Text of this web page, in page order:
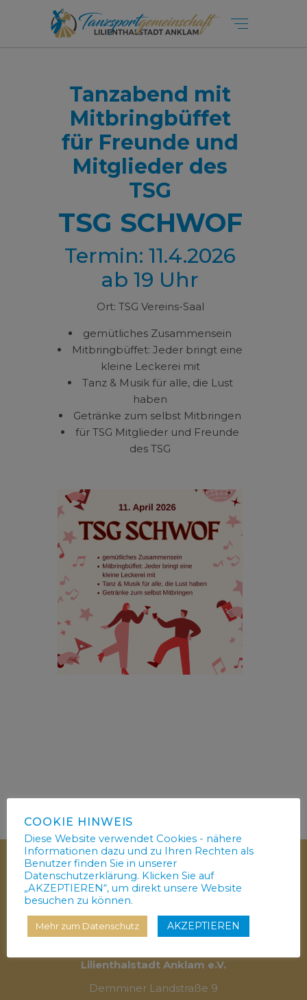
Tanzabend mit
Mitbringbüffet
für Freunde und
Mitglieder des
TSG
TSG SCHWOF
Termin: 11.4.2026
ab 19 Uhr
Ort: TSG Vereins-Saal
gemütliches Zusammensein
Mitbringbüffet: Jeder bringt eine
kleine Leckerei mit
Tanz & Musik für alle, die Lust
haben
Getränke zum selbst Mitbringen
für TSG Mitglieder und Freunde
des TSG
Lilienthalstadt Anklam e.V.
Demminer Landstraße 9
COOKIE HINWEIS
Diese Website verwendet Cookies - nähere
Informationen dazu und zu Ihren Rechten als
Benutzer finden Sie in unserer
Datenschutzerklärung. Klicken Sie auf
„AKZEPTIEREN“, um direkt unsere Website
besuchen zu können.
Mehr zum Datenschutz AKZEPTIEREN